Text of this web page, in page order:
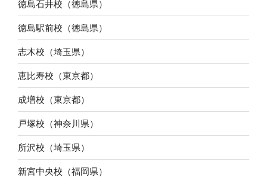
徳島石井校（徳島県）
徳島駅前校（徳島県）
志木校（埼玉県）
恵比寿校（東京都）
成増校（東京都）
戸塚校（神奈川県）
所沢校（埼玉県）
新宮中央校（福岡県）